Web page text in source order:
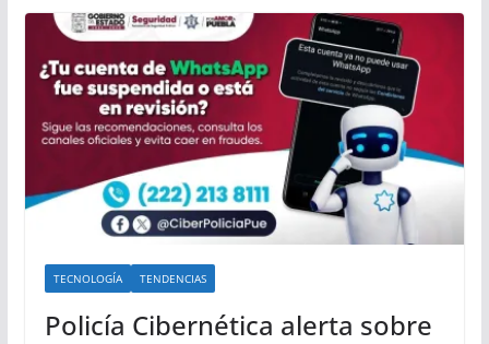
TECNOLOGÍA TENDENCIAS
Policía Cibernética alerta sobre